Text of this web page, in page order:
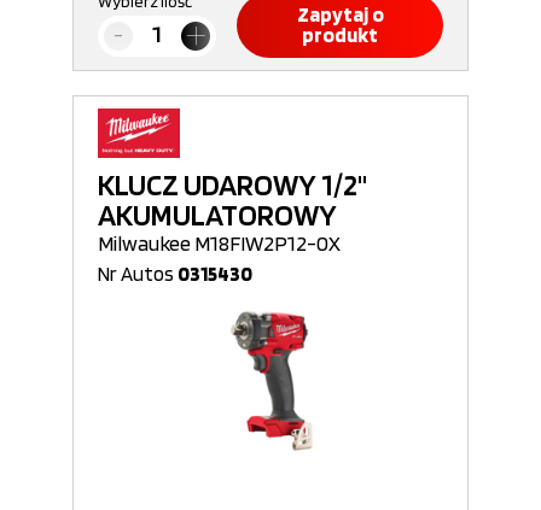
Zapytaj o
produkt
KLUCZ UDAROWY 1/2"
AKUMULATOROWY
Milwaukee M18FIW2P12-0X
Nr Autos 0315430